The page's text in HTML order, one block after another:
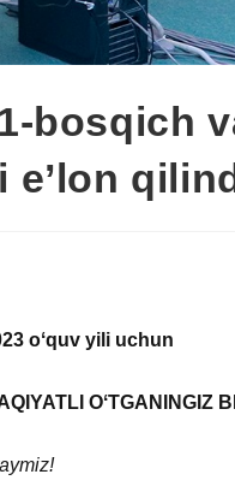
bosqich
e’lon
oʻquv yili uchun
OʻTGANINGIZ